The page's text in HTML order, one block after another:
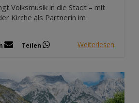
Volksmusik in die Stadt – mit
Kirche als Partnerin im
Teilen Weiterlesen